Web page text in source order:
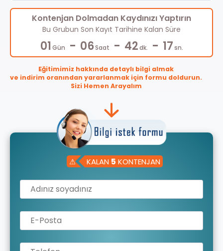
Kontenjan Dolmadan Kaydınızı Yaptırın
Bu Grubun Son Kayıt Tarihine Kalan Süre
01 Gün - 06Saat - 42dk. - 16sn.
Eğitimimiz hakkında detaylı bilgi almak
ve indirim oranından yararlanmak için formu doldurun.
Sizi Hemen Arayalım
⚠ KALAN 5 KONTENJAN